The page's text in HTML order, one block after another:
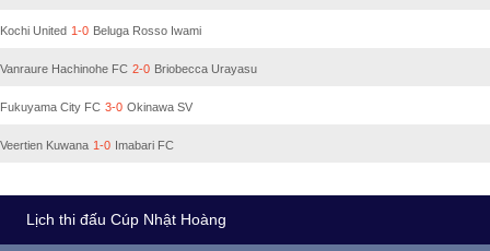
Kochi United 1-0 Beluga Rosso Iwami
Vanraure Hachinohe FC 2-0 Briobecca Urayasu
Fukuyama City FC 3-0 Okinawa SV
Veertien Kuwana 1-0 Imabari FC
Lịch thi đấu Cúp Nhật Hoàng